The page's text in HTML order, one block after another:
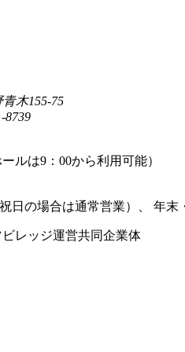
木155-75
8739
ルは9：00から利用可能）
日の場合は通常営業）、 年末
レッジ運営共同企業体